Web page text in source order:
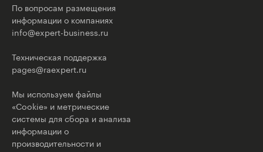
По вопросам размещения
информации о компаниях
info@expert-business.ru
Техническая поддержка
pages@raexpert.ru
Мы используем файлы
«Cookie» и метрические
системы для сбора и анализа
информации о
производительности и